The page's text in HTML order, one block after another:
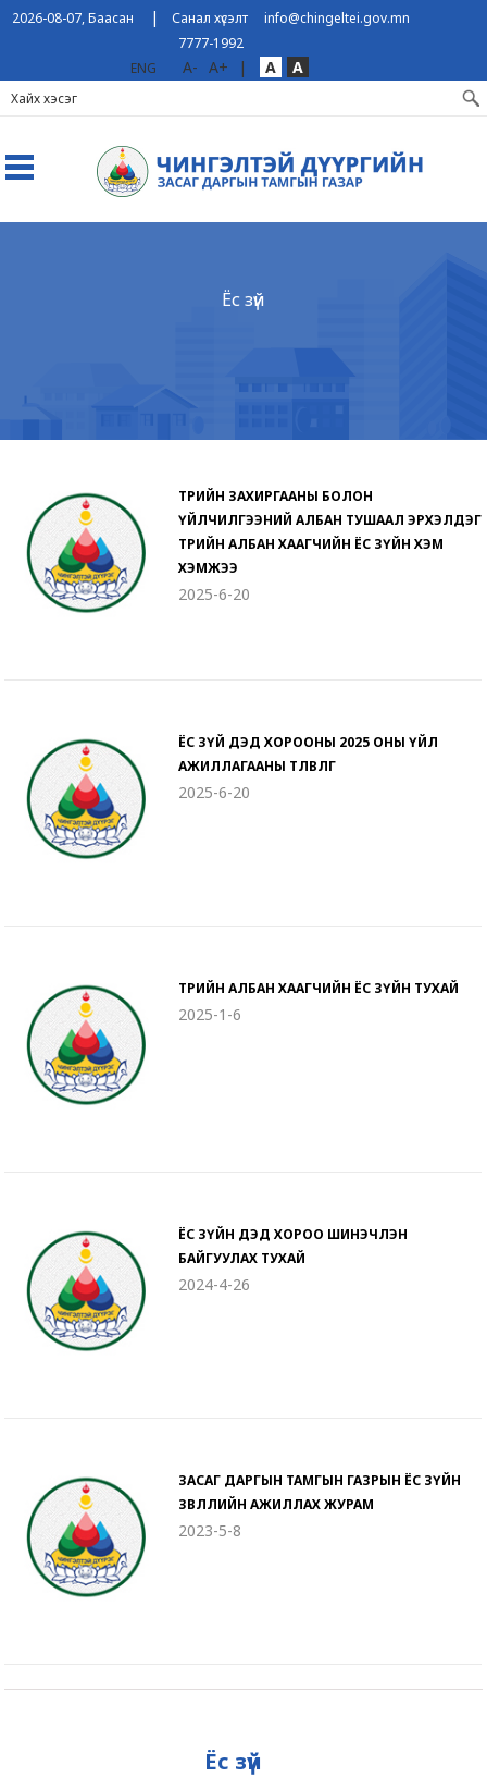
2026-08-07, Баасан |Санал хүсэлт
info@chingeltei.gov.mn
7777-1992
ENG
A- A+ | A A
Ёс зүй
ТӨРИЙН ЗАХИРГААНЫ БОЛОН
ҮЙЛЧИЛГЭЭНИЙ АЛБАН ТУШААЛ ЭРХЭЛДЭГ
ТӨРИЙН АЛБАН ХААГЧИЙН ЁС ЗҮЙН ХЭМ
ХЭМЖЭЭ
2025-6-20
ЁС ЗҮЙ ДЭД ХОРООНЫ 2025 ОНЫ ҮЙЛ
АЖИЛЛАГААНЫ ТӨЛӨВЛӨГӨӨ
2025-6-20
ТӨРИЙН АЛБАН ХААГЧИЙН ЁС ЗҮЙН ТУХАЙ
2025-1-6
ЁС ЗҮЙН ДЭД ХОРОО ШИНЭЧЛЭН
БАЙГУУЛАХ ТУХАЙ
2024-4-26
ЗАСАГ ДАРГЫН ТАМГЫН ГАЗРЫН ЁС ЗҮЙН
ЗӨВЛӨЛИЙН АЖИЛЛАХ ЖУРАМ
2023-5-8
Ёс зүй